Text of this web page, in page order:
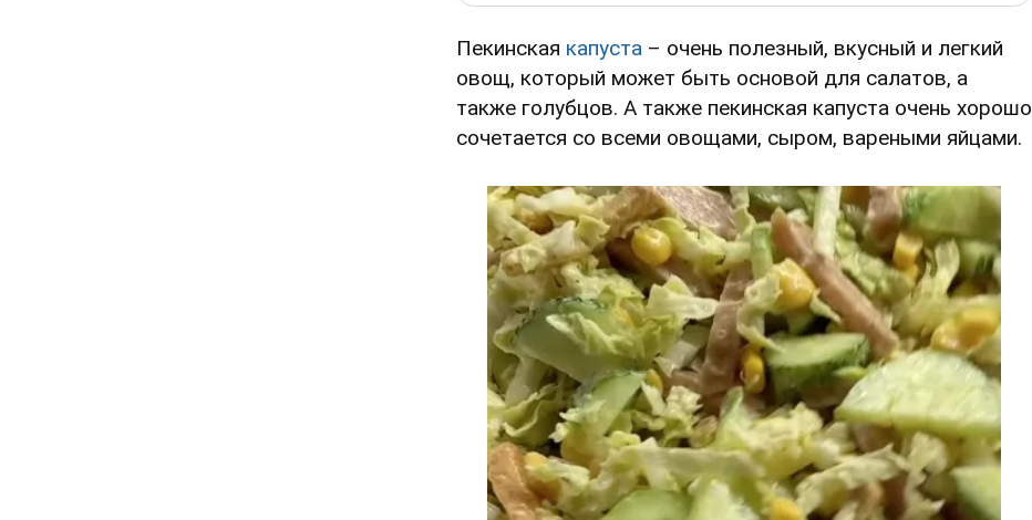
Пекинская капуста – очень полезный, вкусный и легкий
овощ, который может быть основой для салатов, а
также голубцов. А также пекинская капуста очень хорошо
сочетается со всеми овощами, сыром, вареными яйцами.